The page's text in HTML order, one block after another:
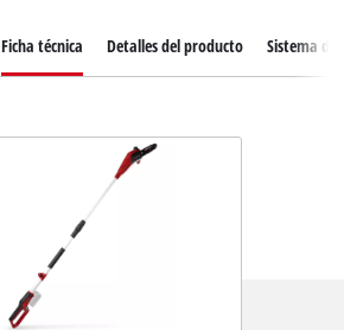
Ficha técnica Detalles del producto Sistema de